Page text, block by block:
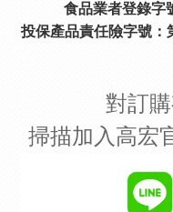
食品業者登錄字
投保產品責任險字號：
對訂
掃描加入高宏